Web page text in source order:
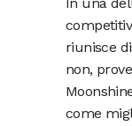
riunisce
non,
come